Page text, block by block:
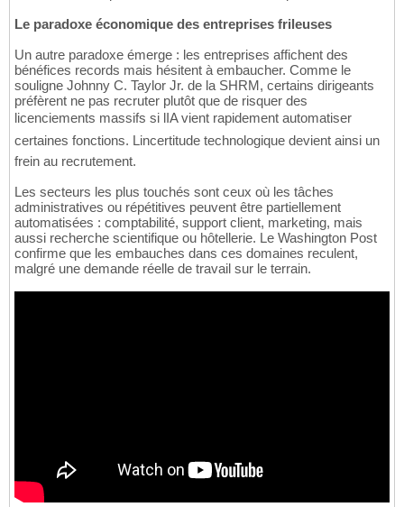
Le paradoxe économique des entreprises frileuses
Un autre paradoxe émerge : les entreprises affichent des
bénéfices records mais hésitent à embaucher. Comme le
souligne Johnny C. Taylor Jr. de la SHRM, certains dirigeants
préfèrent ne pas recruter plutôt que de risquer des
licenciements massifs si lIA vient rapidement automatiser
certaines fonctions. Lincertitude technologique devient ainsi un
frein au recrutement.
Les secteurs les plus touchés sont ceux où les tâches
administratives ou répétitives peuvent être partiellement
automatisées : comptabilité, support client, marketing, mais
aussi recherche scientifique ou hôtellerie. Le Washington Post
confirme que les embauches dans ces domaines reculent,
malgré une demande réelle de travail sur le terrain.